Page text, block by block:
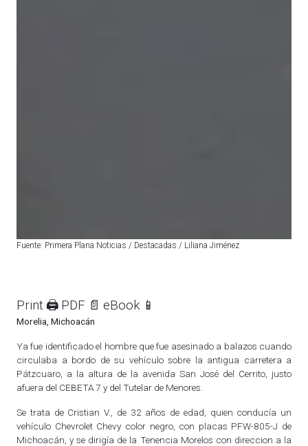
Fuente: Primera Plana Noticias / Destacadas / Liliana Jiménez
Print 🖨 PDF 📄 eBook 📱
Morelia, Michoacán
Ya fue identificado el hombre que fue asesinado a balazos cuando
circulaba a bordo de su vehículo sobre la antigua carretera a
Pátzcuaro, a la altura de la avenida San José del Cerrito, justo
afuera del CEBETA 7 y del Tutelar de Menores.
Se trata de Cristian V., de 32 años de edad, quien conducía un
vehículo Chevrolet Chevy color negro, con placas PFW-805-J de
Michoacán, y se dirigía de la Tenencia Morelos con direccion a la